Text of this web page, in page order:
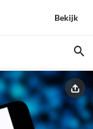
Bekijk